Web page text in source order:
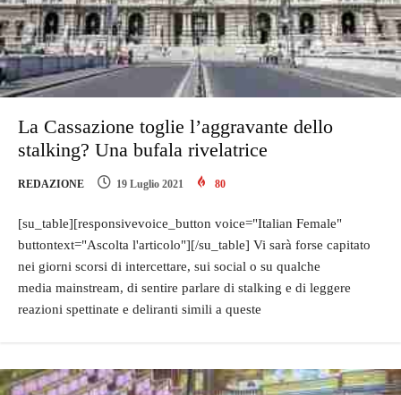
La Cassazione toglie l’aggravante dello
stalking? Una bufala rivelatrice
REDAZIONE 19 Luglio 2021 80
[su_table][responsivevoice_button voice="Italian Female"
buttontext="Ascolta l'articolo"][/su_table] Vi sarà forse capitato
nei giorni scorsi di intercettare, sui social o su qualche
media mainstream, di sentire parlare di stalking e di leggere
reazioni spettinate e deliranti simili a queste